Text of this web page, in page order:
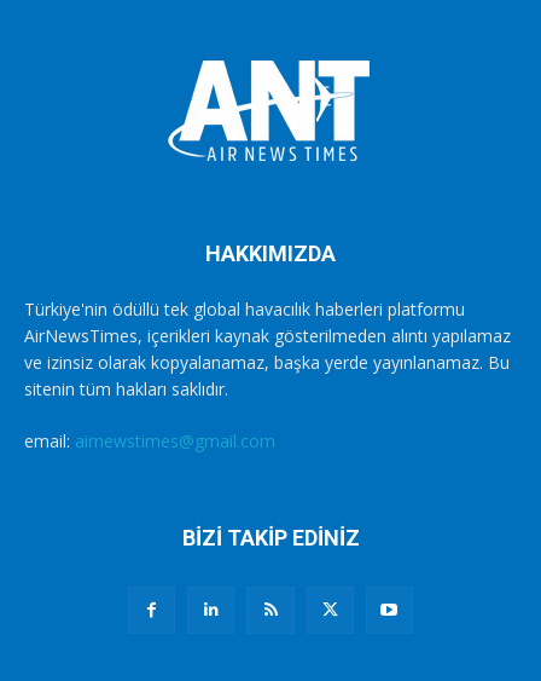
HAKKIMIZDA
Türkiye'nin ödüllü tek global havacılık haberleri platformu
AirNewsTimes, içerikleri kaynak gösterilmeden alıntı yapılamaz
ve izinsiz olarak kopyalanamaz, başka yerde yayınlanamaz. Bu
sitenin tüm hakları saklıdır.
email: airnewstimes@gmail.com
BİZİ TAKİP EDİNİZ